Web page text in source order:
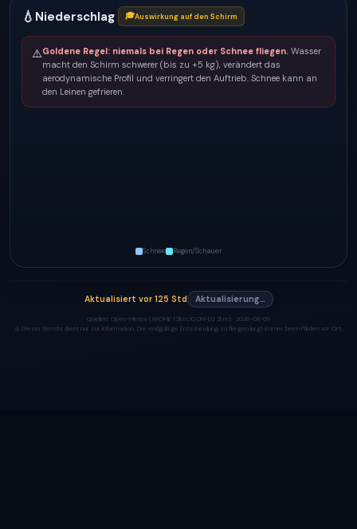
💧 Niederschlag 🎓Auswirkung auf den Schirm
⚠️Goldene Regel: niemals bei Regen oder Schnee fliegen. Wasser
macht den Schirm schwerer (bis zu +5 kg), verändert das
aerodynamische Profil und verringert den Auftrieb. Schnee kann an
den Leinen gefrieren.
Schnee Regen/Schauer
Aktualisiert vor 125 Std Aktualisierung…
Quellen: Open-Meteo (AROME 1.3km, ICON-D2 2km) · 2026-08-09
⚠️ Dieser Bericht dient nur zur Information. Die endgültige Entscheidung zu fliegen liegt immer beim Piloten vor Ort.